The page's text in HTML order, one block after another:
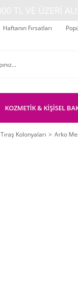
Haftanın Fırsatları
KOZMETİK & KİŞİSEL
Tıraş Kolonyaları Arko